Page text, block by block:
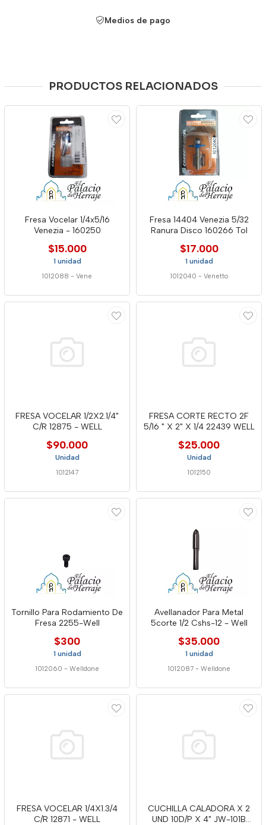
Medios de pago
PRODUCTOS RELACIONADOS
Fresa Vocelar 1/4x5/16
Venezia - 160250
$15.000
1 unidad
1012088 - Vene
Fresa 14404 Venezia 5/32
Ranura Disco 160266 Tol
$17.000
1 unidad
1012040 - Venetto
FRESA VOCELAR 1/2X2.1/4"
C/R 12875 - WELL
$90.000
Unidad
1012147
FRESA CORTE RECTO 2F
5/16 " X 2" X 1/4 22439 WELL
$25.000
Unidad
1012150
Tornillo Para Rodamiento De
Fresa 2255-Well
$300
1 unidad
1012060 - Welldone
Avellanador Para Metal
5corte 1/2 Cshs-12 - Well
$35.000
1 unidad
1012087 - Welldone
FRESA VOCELAR 1/4X1.3/4
C/R 12871 - WELL
CUCHILLA CALADORA X 2
UND 10D/P X 4" JW-101B